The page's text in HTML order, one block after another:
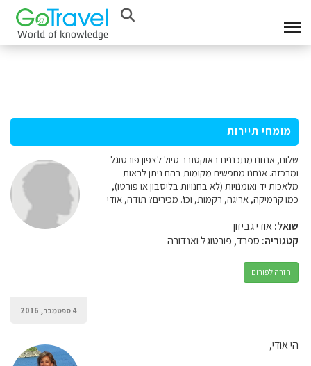
מומחי תיירות
שלום, אנחנו מתכננים באוקטובר טיול לצפון פורטוגל
ומרכזה. אנחנו מחפשים מקומות בהם ניתן לראות
מלאכות יד ואומנויות (לא בחנויות בליסבון או פורטו),
כמו קרמיקה, אריגה, רקמות, וכו'. מכירים? תודה, אודי
שואל:אודי גביזון
קטגוריה: ספרד, פורטוגל ואנדורה
חזרה לפורום
4 ספטמבר, 2016
הי אודי,